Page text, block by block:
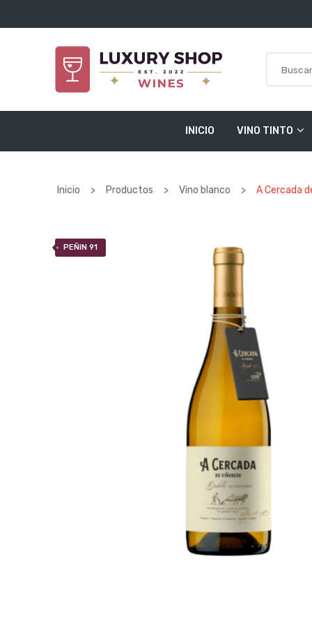
INICIO VINO TINTO
Inicio > Productos > Vino blanco > A Cercada
PEÑIN 91